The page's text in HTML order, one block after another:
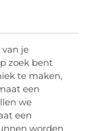
je
zoek bent
te maken,
een
we
een
worden